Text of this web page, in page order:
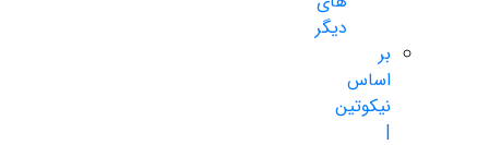
دیگر
بر
اساس
نیکوتین
|